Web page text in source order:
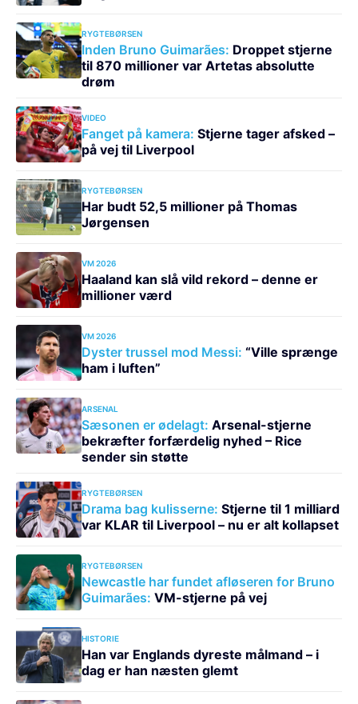
RYGTEBØRSEN
Inden Bruno Guimarães: Droppet stjerne
til 870 millioner var Artetas absolutte
drøm
VIDEO
Fanget på kamera: Stjerne tager afsked –
på vej til Liverpool
RYGTEBØRSEN
Har budt 52,5 millioner på Thomas
Jørgensen
VM 2026
Haaland kan slå vild rekord – denne er
millioner værd
VM 2026
Dyster trussel mod Messi: “Ville sprænge
ham i luften”
ARSENAL
Sæsonen er ødelagt: Arsenal-stjerne
bekræfter forfærdelig nyhed – Rice
sender sin støtte
RYGTEBØRSEN
Drama bag kulisserne: Stjerne til 1 milliard
var KLAR til Liverpool – nu er alt kollapset
RYGTEBØRSEN
Newcastle har fundet afløseren for Bruno
Guimarães: VM-stjerne på vej
HISTORIE
Han var Englands dyreste målmand – i
dag er han næsten glemt